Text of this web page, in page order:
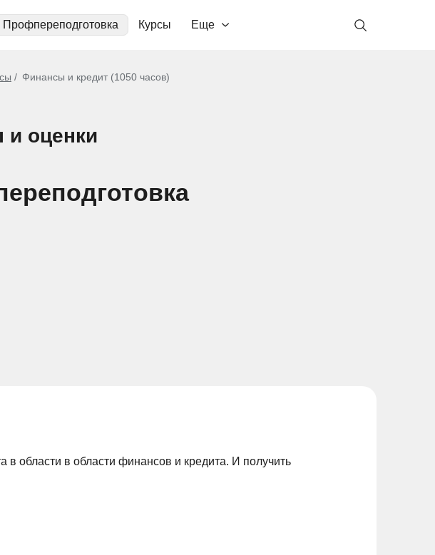
Профпереподготовка Курсы Еще
Финансы и кредит (1050 часов)
и оценки
области в области финансов и кредита. И получить